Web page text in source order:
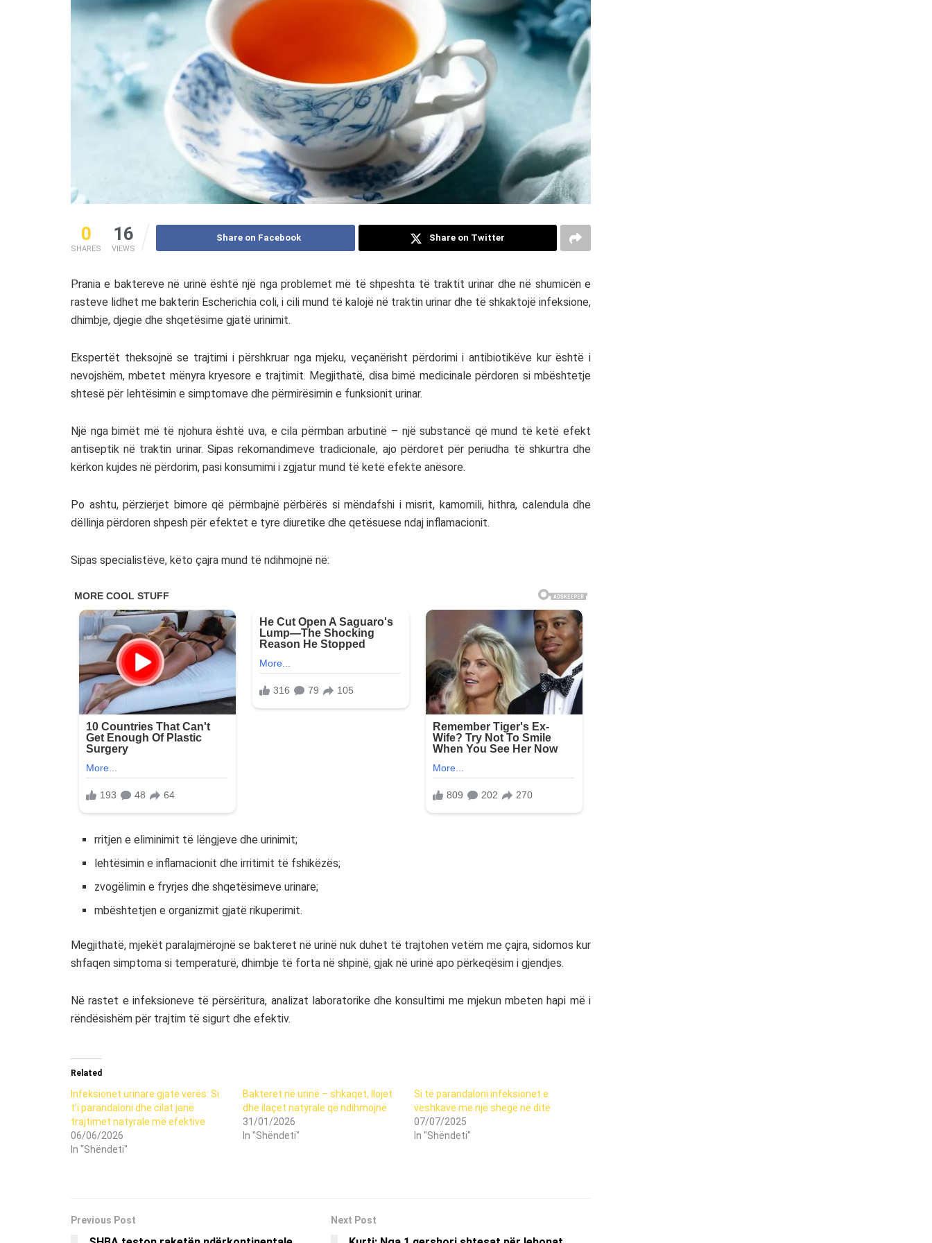
0
SHARES
16
VIEWS
Share on Facebook Share on Twitter
Prania e baktereve në urinë është një nga problemet më të shpeshta të traktit urinar dhe në shumicën e
rasteve lidhet me bakterin Escherichia coli, i cili mund të kalojë në traktin urinar dhe të shkaktojë infeksione,
dhimbje, djegie dhe shqetësime gjatë urinimit.
Ekspertët theksojnë se trajtimi i përshkruar nga mjeku, veçanërisht përdorimi i antibiotikëve kur është i
nevojshëm, mbetet mënyra kryesore e trajtimit. Megjithatë, disa bimë medicinale përdoren si mbështetje
shtesë për lehtësimin e simptomave dhe përmirësimin e funksionit urinar.
Një nga bimët më të njohura është uva, e cila përmban arbutinë – një substancë që mund të ketë efekt
antiseptik në traktin urinar. Sipas rekomandimeve tradicionale, ajo përdoret për periudha të shkurtra dhe
kërkon kujdes në përdorim, pasi konsumimi i zgjatur mund të ketë efekte anësore.
Po ashtu, përzierjet bimore që përmbajnë përbërës si mëndafshi i misrit, kamomili, hithra, calendula dhe
dëllinja përdoren shpesh për efektet e tyre diuretike dhe qetësuese ndaj inflamacionit.
Sipas specialistëve, këto çajra mund të ndihmojnë në:
rritjen e eliminimit të lëngjeve dhe urinimit;
lehtësimin e inflamacionit dhe irritimit të fshikëzës;
zvogëlimin e fryrjes dhe shqetësimeve urinare;
mbështetjen e organizmit gjatë rikuperimit.
Megjithatë, mjekët paralajmërojnë se bakteret në urinë nuk duhet të trajtohen vetëm me çajra, sidomos kur
shfaqen simptoma si temperaturë, dhimbje të forta në shpinë, gjak në urinë apo përkeqësim i gjendjes.
Në rastet e infeksioneve të përsëritura, analizat laboratorike dhe konsultimi me mjekun mbeten hapi më i
rëndësishëm për trajtim të sigurt dhe efektiv.
Related
Infeksionet urinare gjatë verës: Si
t’i parandaloni dhe cilat janë
trajtimet natyrale më efektive
06/06/2026
In "Shëndeti"
Bakteret në urinë – shkaqet, llojet
dhe ilaçet natyrale që ndihmojnë
31/01/2026
In "Shëndeti"
Si të parandaloni infeksionet e
veshkave me një shegë në ditë
07/07/2025
In "Shëndeti"
Previous Post Next Post